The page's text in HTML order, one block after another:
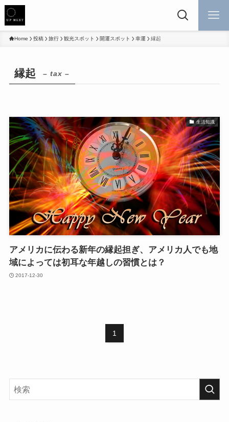
Home 投稿 旅行 観光スポット 開運スポット 幸運 縁起
縁起 – tax –
生活知識
アメリカに伝わる新年の縁起担ぎ、アメリカ人でも地
域によっては初耳な年越しの習慣とは？
2017-12-30
1